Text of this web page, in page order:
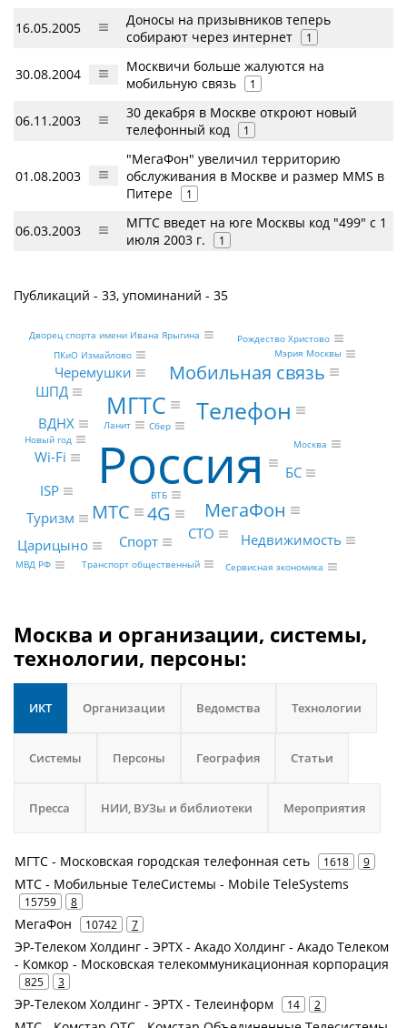
16.05.2005
Доносы на призывников теперь
собирают через интернет
1
30.08.2004
Москвичи больше жалуются на
мобильную связь
1
06.11.2003
30 декабря в Москве откроют новый
телефонный код
1
01.08.2003
"МегаФон" увеличил территорию
обслуживания в Москве и размер MMS в
Питере
1
06.03.2003
МГТС введет на юге Москвы код "499" с 1
июля 2003 г.
1
Публикаций - 33, упоминаний - 35
Россия
Телефон
МГТС
МТС 4G МегаФон
Мобильная связь
Черемушки
ШПД
БС
ВДНХ
Wi-Fi
ISP
Царицыно
CTO Недвижимость
Туризм
Спорт
Сбер
Москва
ПКиО Измайлово
МВД РФ
Мэрия Москвы
Транспорт общественный
Новый год
Сервисная экономика
Рождество Христово
ВТБ
Дворец спорта имени Ивана Ярыгина
Ланит
Москва и организации, системы,
технологии, персоны:
ИКТ Организации Ведомства Технологии
Системы Персоны География Статьи
Пресса НИИ, ВУЗы и библиотеки Мероприятия
МГТС - Московская городская телефонная сеть 1618 9
МТС - Мобильные ТелеСистемы - Mobile TeleSystems
15759 8
МегаФон 10742 7
ЭР-Телеком Холдинг - ЭРТХ - Акадо Холдинг - Акадо Телеком
- Комкор - Московская телекоммуникационная корпорация
825 3
ЭР-Телеком Холдинг - ЭРТХ - Телеинформ 14 2